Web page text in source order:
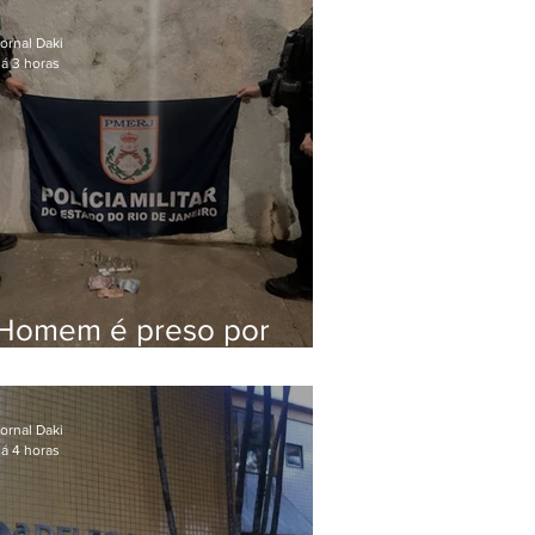
pelo assassinato
Marielle Franco
é preso por
Daki
3 horas
Daki
4 horas